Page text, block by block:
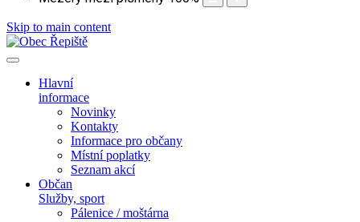
Skip to main content
Hlavní
informace
Novinky
Kontakty
Informace pro občany
Místní poplatky
Seznam akcí
Občan
Služby, sport
Pálenice / moštárna